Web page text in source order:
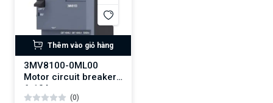
Thêm vào giỏ hàng
3MV8100-0ML00
Motor circuit breaker,
6-10A
(0)